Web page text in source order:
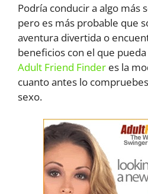
Podría conducir a algo más
pero es más probable que
aventura divertida o
beneficios con el que
Adult Friend Finder es la
cuanto antes lo
sexo.